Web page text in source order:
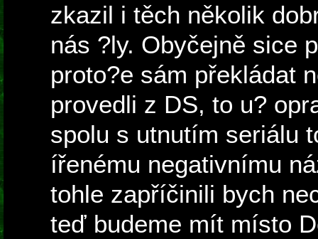
zkazil i těch několik
nás ?ly. Obyčejně sice
proto?e sám překládat
provedli z DS, to u?
spolu s utnutím seriálu
ířenému negativnímu
tohle zapříčinili bych
teď budeme mít místo